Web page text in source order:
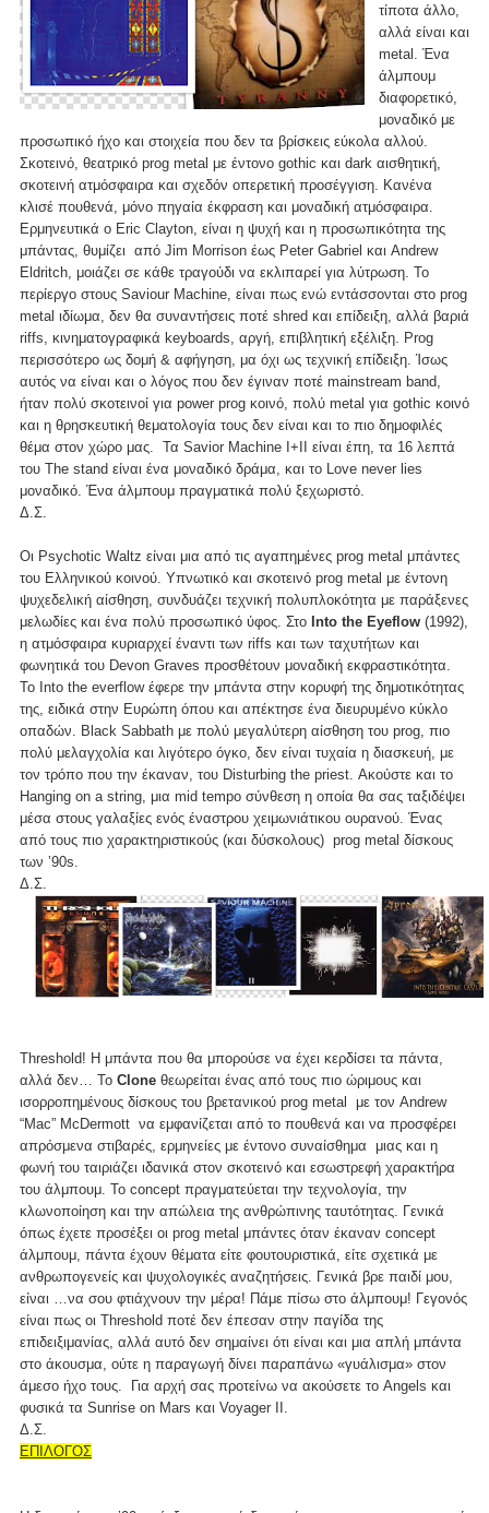
τίποτα άλλο,
αλλά είναι και
metal. Ένα
άλμπουμ
διαφορετικό,
μοναδικό με
προσωπικό ήχο και στοιχεία που δεν τα βρίσκεις εύκολα αλλού.
Σκοτεινό, θεατρικό prog metal με έντονο gothic και dark αισθητική,
σκοτεινή ατμόσφαιρα και σχεδόν οπερετική προσέγγιση. Κανένα
κλισέ πουθενά, μόνο πηγαία έκφραση και μοναδική ατμόσφαιρα.
Ερμηνευτικά ο Eric Clayton, είναι η ψυχή και η προσωπικότητα της
μπάντας, θυμίζει από Jim Morrison έως Peter Gabriel και Andrew
Eldritch, μοιάζει σε κάθε τραγούδι να εκλιπαρεί για λύτρωση. Το
περίεργο στους Saviour Machine, είναι πως ενώ εντάσσονται στο prog
metal ιδίωμα, δεν θα συναντήσεις ποτέ shred και επίδειξη, αλλά βαριά
riffs, κινηματογραφικά keyboards, αργή, επιβλητική εξέλιξη. Prog
περισσότερο ως δομή & αφήγηση, μα όχι ως τεχνική επίδειξη. Ίσως
αυτός να είναι και ο λόγος που δεν έγιναν ποτέ mainstream band,
ήταν πολύ σκοτεινοί για power prog κοινό, πολύ metal για gothic κοινό
και η θρησκευτική θεματολογία τους δεν είναι και το πιο δημοφιλές
θέμα στον χώρο μας. Τα Savior Machine I+II είναι έπη, τα 16 λεπτά
του The stand είναι ένα μοναδικό δράμα, και το Love never lies
μοναδικό. Ένα άλμπουμ πραγματικά πολύ ξεχωριστό.
Δ.Σ.
Οι Psychotic Waltz είναι μια από τις αγαπημένες prog metal μπάντες
του Ελληνικού κοινού. Υπνωτικό και σκοτεινό prog metal με έντονη
ψυχεδελική αίσθηση, συνδυάζει τεχνική πολυπλοκότητα με παράξενες
μελωδίες και ένα πολύ προσωπικό ύφος. Στο Into the Eyeflow (1992),
η ατμόσφαιρα κυριαρχεί έναντι των riffs και των ταχυτήτων και
φωνητικά του Devon Graves προσθέτουν μοναδική εκφραστικότητα.
Το Into the everflow έφερε την μπάντα στην κορυφή της δημοτικότητας
της, ειδικά στην Ευρώπη όπου και απέκτησε ένα διευρυμένο κύκλο
οπαδών. Black Sabbath με πολύ μεγαλύτερη αίσθηση του prog, πιο
πολύ μελαγχολία και λιγότερο όγκο, δεν είναι τυχαία η διασκευή, με
τον τρόπο που την έκαναν, του Disturbing the priest. Ακούστε και το
Hanging on a string, μια mid tempo σύνθεση η οποία θα σας ταξιδέψει
μέσα στους γαλαξίες ενός έναστρου χειμωνιάτικου ουρανού. Ένας
από τους πιο χαρακτηριστικούς (και δύσκολους) prog metal δίσκους
των ’90s.
Δ.Σ.
Threshold! Η μπάντα που θα μπορούσε να έχει κερδίσει τα πάντα,
αλλά δεν… Το Clone θεωρείται ένας από τους πιο ώριμους και
ισορροπημένους δίσκους του βρετανικού prog metal με τον Andrew
“Mac” McDermott να εμφανίζεται από το πουθενά και να προσφέρει
απρόσμενα στιβαρές, ερμηνείες με έντονο συναίσθημα μιας και η
φωνή του ταιριάζει ιδανικά στον σκοτεινό και εσωστρεφή χαρακτήρα
του άλμπουμ. Το concept πραγματεύεται την τεχνολογία, την
κλωνοποίηση και την απώλεια της ανθρώπινης ταυτότητας. Γενικά
όπως έχετε προσέξει οι prog metal μπάντες όταν έκαναν concept
άλμπουμ, πάντα έχουν θέματα είτε φουτουριστικά, είτε σχετικά με
ανθρωπογενείς και ψυχολογικές αναζητήσεις. Γενικά βρε παιδί μου,
είναι …να σου φτιάχνουν την μέρα! Πάμε πίσω στο άλμπουμ! Γεγονός
είναι πως οι Threshold ποτέ δεν έπεσαν στην παγίδα της
επιδειξιμανίας, αλλά αυτό δεν σημαίνει ότι είναι και μια απλή μπάντα
στο άκουσμα, ούτε η παραγωγή δίνει παραπάνω «γυάλισμα» στον
άμεσο ήχο τους. Για αρχή σας προτείνω να ακούσετε το Angels και
φυσικά τα Sunrise on Mars και Voyager II.
Δ.Σ.
ΕΠΙΛΟΓΟΣ